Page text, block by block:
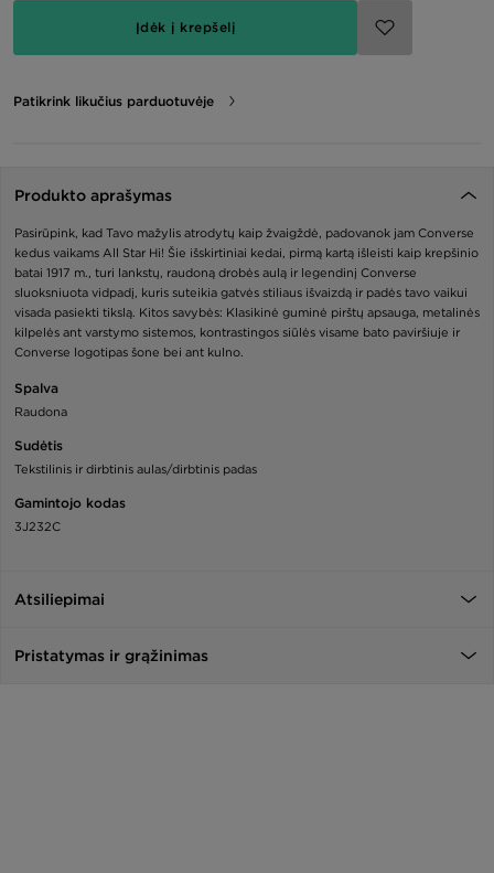
Įdėk į krepšelį
Patikrink likučius parduotuvėje
Produkto aprašymas
Pasirūpink, kad Tavo mažylis atrodytų kaip žvaigždė, padovanok jam Converse
kedus vaikams All Star Hi! Šie išskirtiniai kedai, pirmą kartą išleisti kaip krepšinio
batai 1917 m., turi lankstų, raudoną drobės aulą ir legendinį Converse
sluoksniuota vidpadį, kuris suteikia gatvės stiliaus išvaizdą ir padės tavo vaikui
visada pasiekti tikslą. Kitos savybės: Klasikinė guminė pirštų apsauga, metalinės
kilpelės ant varstymo sistemos, kontrastingos siūlės visame bato paviršiuje ir
Converse logotipas šone bei ant kulno.
Spalva
Raudona
Sudėtis
Tekstilinis ir dirbtinis aulas/dirbtinis padas
Gamintojo kodas
3J232C
Atsiliepimai
Pristatymas ir grąžinimas